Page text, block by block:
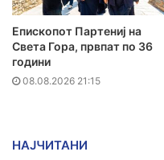
Епископот Партениј на
Света Гора, првпат по 36
години
08.08.2026 21:15
НАЈЧИТАНИ